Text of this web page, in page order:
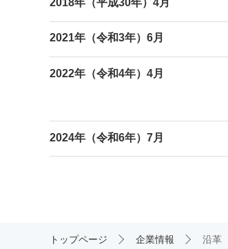
2021年（令和3年）6月
2022年（令和4年）4月
2024年（令和6年）7月
トップページ 企業情報 沿革